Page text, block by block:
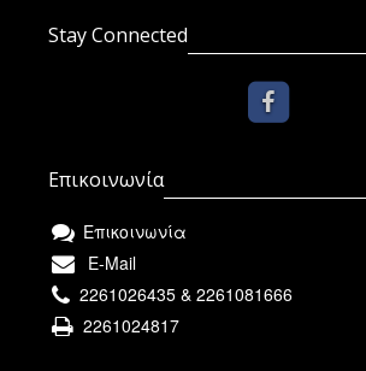
Stay Connected
Επικοινωνία
Επικοινωνία
E-Mail
2261026435 & 2261081666
2261024817